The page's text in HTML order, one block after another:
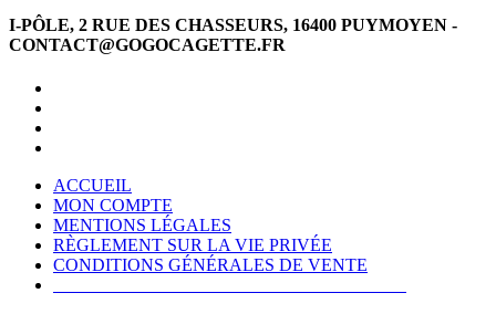
I-PÔLE, 2 RUE DES CHASSEURS, 16400 PUYMOYEN -
CONTACT@GOGOCAGETTE.FR
ACCUEIL
MON COMPTE
MENTIONS LÉGALES
RÈGLEMENT SUR LA VIE PRIVÉE
CONDITIONS GÉNÉRALES DE VENTE